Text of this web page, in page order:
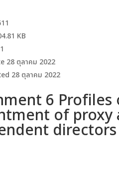
KB
1
28 ตุลาคม 2022
28 ตุลาคม 2022
6
of
directors